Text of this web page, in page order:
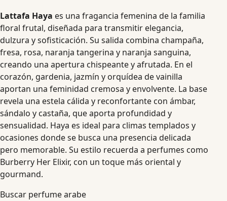
Lattafa Haya es una fragancia femenina de la familia
floral frutal, diseñada para transmitir elegancia,
dulzura y sofisticación. Su salida combina champaña,
fresa, rosa, naranja tangerina y naranja sanguina,
creando una apertura chispeante y afrutada. En el
corazón, gardenia, jazmín y orquídea de vainilla
aportan una feminidad cremosa y envolvente. La base
revela una estela cálida y reconfortante con ámbar,
sándalo y castaña, que aporta profundidad y
sensualidad. Haya es ideal para climas templados y
ocasiones donde se busca una presencia delicada
pero memorable. Su estilo recuerda a perfumes como
Burberry Her Elixir, con un toque más oriental y
gourmand.
Buscar perfume arabe